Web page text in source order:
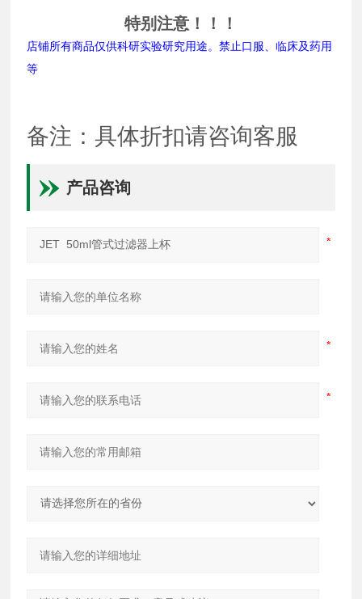
特别注意！！！
店铺所有商品仅供科研实验研究用途。禁止口服、临床及药用
等
备注：具体折扣请咨询客服
产品咨询